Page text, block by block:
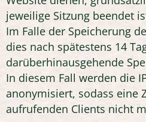
jeweilige Sitzung beendet
Im Falle der Speicherung
dies nach spätestens 14
darüberhinausgehende
In diesem Fall werden die
anonymisiert, sodass eine
aufrufenden Clients nicht